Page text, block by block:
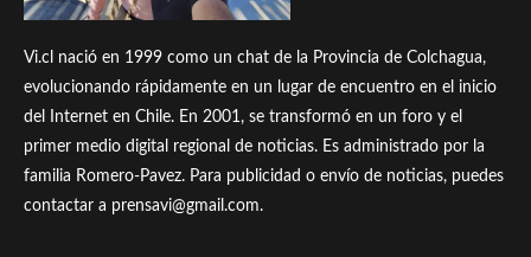
Vi.cl nació en 1999 como un chat de la Provincia de Colchagua,
evolucionando rápidamente en un lugar de encuentro en el inicio
del Internet en Chile. En 2001, se transformó en un foro y el
primer medio digital regional de noticias. Es administrado por la
familia Romero-Pavez. Para publicidad o envío de noticias, puedes
contactar a prensavi@gmail.com.